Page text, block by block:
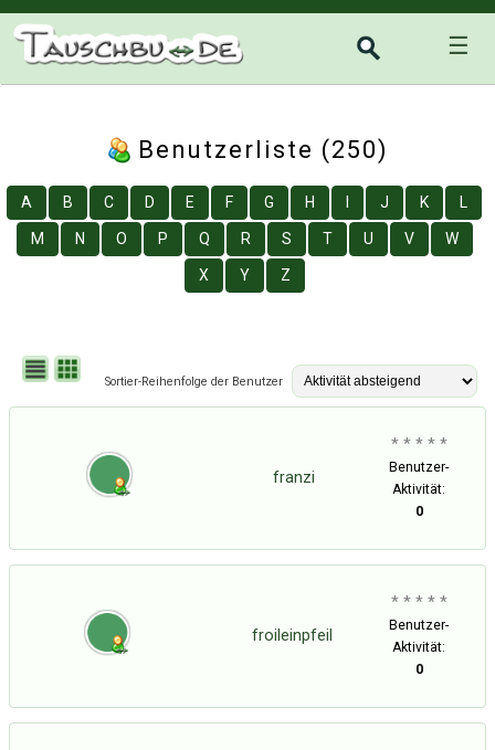
☰
Benutzerliste (250)
A B C D E F G H J K L
M N O P Q R S T U V W
X Y Z
Sortier-Reihenfolge der Benutzer
franzi
* * * * *
Benutzer-
Aktivität:
0
froileinpfeil
* * * * *
Benutzer-
Aktivität:
0